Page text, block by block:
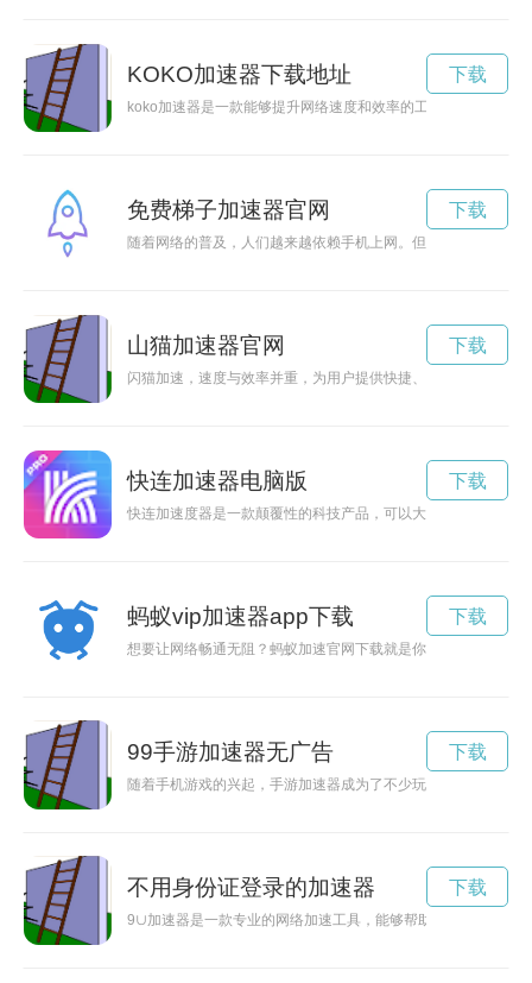
KOKO加速器下载地址
koko加速器是一款能够提升网络速度和效率的工具，通过优化
下载
免费梯子加速器官网
随着网络的普及，人们越来越依赖手机上网。但是有时候网速
下载
山猫加速器官网
闪猫加速，速度与效率并重，为用户提供快捷、安全的快递服务
下载
快连加速器电脑版
快连加速度器是一款颠覆性的科技产品，可以大幅提高设备的
下载
蚂蚁vip加速器app下载
想要让网络畅通无阻？蚂蚁加速官网下载就是你的不二选择！
下载
99手游加速器无广告
随着手机游戏的兴起，手游加速器成为了不少玩家提升游戏体
下载
不用身份证登录的加速器
9∪加速器是一款专业的网络加速工具，能够帮助用户解决网络
下载